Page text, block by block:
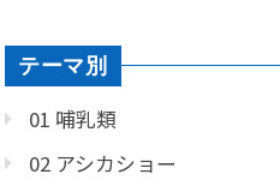
テーマ別
01 哺乳類
02 アシカショー